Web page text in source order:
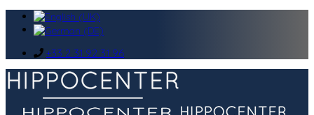
+33 2 31 92 31 96